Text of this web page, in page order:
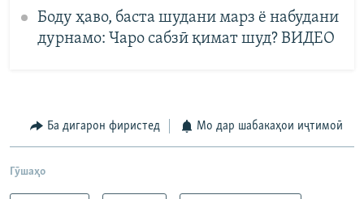
Боду ҳаво, баста шудани марз ё набудани
дурнамо: Чаро сабзӣ қимат шуд? ВИДЕО
Ба дигарон фиристед Мо дар шабакаҳои иҷтимоӣ
Гӯшаҳо